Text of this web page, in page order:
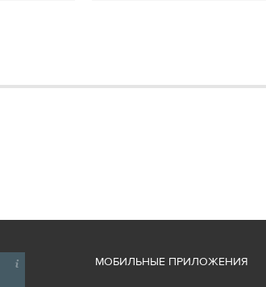
МОБИЛЬНЫЕ ПРИЛОЖЕНИЯ